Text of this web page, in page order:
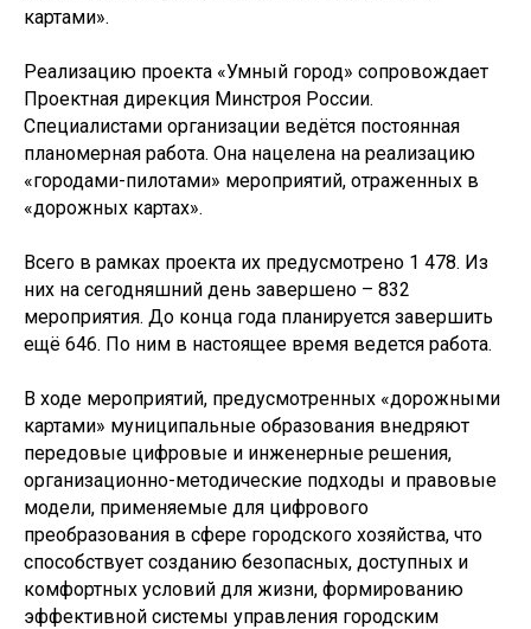
картами».
Реализацию проекта «Умный город» сопровождает
Проектная дирекция Минстроя России.
Специалистами организации ведётся постоянная
планомерная работа. Она нацелена на реализацию
«городами-пилотами» мероприятий, отраженных в
«дорожных картах».
Всего в рамках проекта их предусмотрено 1 478. Из
них на сегодняшний день завершено – 832
мероприятия. До конца года планируется завершить
ещё 646. По ним в настоящее время ведется работа.
В ходе мероприятий, предусмотренных «дорожными
картами» муниципальные образования внедряют
передовые цифровые и инженерные решения,
организационно-методические подходы и правовые
модели, применяемые для цифрового
преобразования в сфере городского хозяйства, что
способствует созданию безопасных, доступных и
комфортных условий для жизни, формированию
эффективной системы управления городским
Новости и события